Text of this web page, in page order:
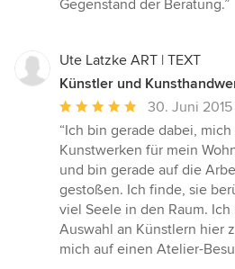
Gegenstand der Beratung.”
Ute Latzke ART | TEXT
Künstler und
Durchschnittliche
Bewertung:
5
von
5
Sternen
30. Juni 2015
“Ich bin gerade dabei,
Kunstwerken für mein
und bin gerade auf die
gestoßen. Ich finde, sie
viel Seele in den Raum.
Auswahl an Künstlern hier
mich auf einen Atelier-